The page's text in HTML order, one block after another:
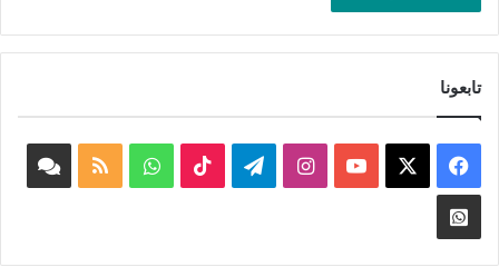
تابعونا
فيسبوك ‫YouTubeانستقرامتيلقرام ‫TikTokواتسابملخص
Whatsapp
Channel